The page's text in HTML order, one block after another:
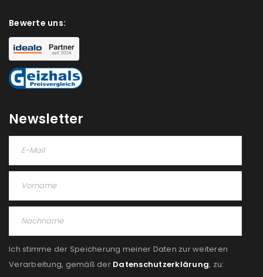
Bewerte uns:
Newsletter
Ich stimme der Speicherung meiner Daten zur weiteren
Verarbeitung, gemäß der Datenschutzerklärung, zu: